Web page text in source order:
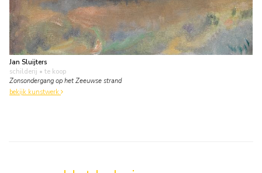
Jan Sluijters
schilderij • te koop
Zonsondergang op het Zeeuwse strand
bekijk kunstwerk